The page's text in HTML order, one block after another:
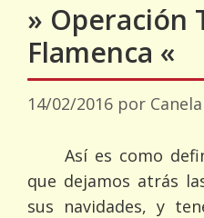
» Operación
Flamenca «
14/02/2016 por
Así es como
que dejamos atrás
sus navidades, y